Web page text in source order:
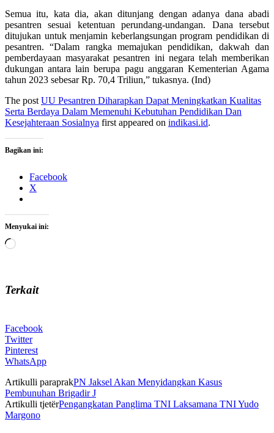
Semua itu, kata dia, akan ditunjang dengan adanya dana abadi
pesantren sesuai ketentuan perundang-undangan. Dana tersebut
ditujukan untuk menjamin keberlangsungan program pendidikan di
pesantren. “Dalam rangka memajukan pendidikan, dakwah dan
pemberdayaan masyarakat pesantren ini negara telah memberikan
dukungan antara lain berupa pagu anggaran Kementerian Agama
tahun 2023 sebesar Rp. 70,4 Triliun,” tukasnya. (Ind)
The post UU Pesantren Diharapkan Dapat Meningkatkan Kualitas
Serta Berdaya Dalam Memenuhi Kebutuhan Pendidikan Dan
Kesejahteraan Sosialnya first appeared on indikasi.id.
Bagikan ini:
Facebook
X
Menyukai ini:
Memuat...
Terkait
Facebook
Twitter
Pinterest
WhatsApp
Artikulli paraprakPN Jaksel Akan Menyidangkan Kasus
Pembunuhan Brigadir J
Artikulli tjetërPengangkatan Panglima TNI Laksamana TNI Yudo
Margono